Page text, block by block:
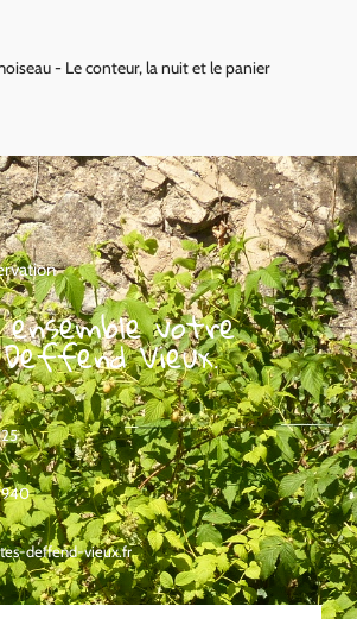
- Le conteur, la nuit et le panier
ensemble votre
Vieux.
940
deffend-vieux.fr